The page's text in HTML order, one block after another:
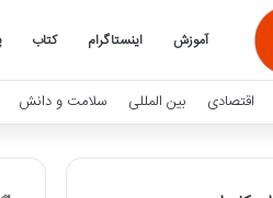
آموزش اینستاگرام کتاب
اقتصادی بین المللی سلامت و دانش